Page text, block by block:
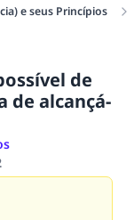
e seus Princípios
de
de alcançá-